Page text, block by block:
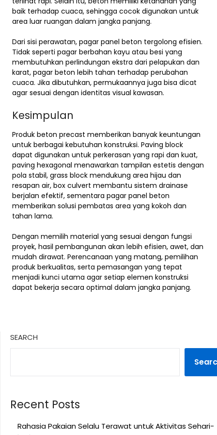
baik terhadap cuaca, sehingga cocok digunakan untuk
area luar ruangan dalam jangka panjang.
Dari sisi perawatan, pagar panel beton tergolong efisien.
Tidak seperti pagar berbahan kayu atau besi yang
membutuhkan perlindungan ekstra dari pelapukan dan
karat, pagar beton lebih tahan terhadap perubahan
cuaca. Jika dibutuhkan, permukaannya juga bisa dicat
agar sesuai dengan identitas visual kawasan.
Kesimpulan
Produk beton precast memberikan banyak keuntungan
untuk berbagai kebutuhan konstruksi. Paving block
dapat digunakan untuk perkerasan yang rapi dan kuat,
paving hexagonal menawarkan tampilan estetis dengan
pola stabil, grass block mendukung area hijau dan
resapan air, box culvert membantu sistem drainase
berjalan efektif, sementara pagar panel beton
memberikan solusi pembatas area yang kokoh dan
tahan lama.
Dengan memilih material yang sesuai dengan fungsi
proyek, hasil pembangunan akan lebih efisien, awet, dan
mudah dirawat. Perencanaan yang matang, pemilihan
produk berkualitas, serta pemasangan yang tepat
menjadi kunci utama agar setiap elemen konstruksi
dapat bekerja secara optimal dalam jangka panjang.
SEARCH
Recent Posts
Rahasia Pakaian Selalu Terawat untuk Aktivitas Sehari-